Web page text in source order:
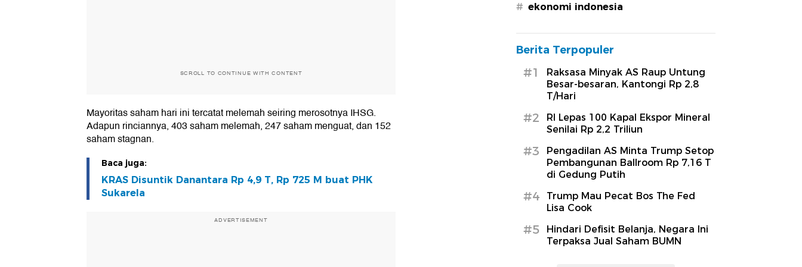
SCROLL TO CONTINUE WITH CONTENT
Mayoritas saham hari ini tercatat melemah seiring merosotnya IHSG.
Adapun rinciannya, 403 saham melemah, 247 saham menguat, dan 152
saham stagnan.
Baca juga:
KRAS Disuntik Danantara Rp 4,9 T, Rp 725 M buat PHK
Sukarela
ADVERTISEMENT
# ekonomi indonesia
Berita Terpopuler
#1
Raksasa Minyak AS Raup Untung
Besar-besaran, Kantongi Rp 2,8
T/Hari
#2
RI Lepas 100 Kapal Ekspor Mineral
Senilai Rp 2,2 Triliun
#3
Pengadilan AS Minta Trump Setop
Pembangunan Ballroom Rp 7,16 T
di Gedung Putih
#4
Trump Mau Pecat Bos The Fed
Lisa Cook
#5
Hindari Defisit Belanja, Negara Ini
Terpaksa Jual Saham BUMN